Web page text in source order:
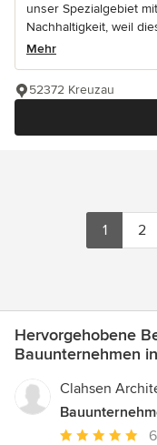
unser Spezialgebiet
Nachhaltigkeit, weil
Mehr
52372 Kreuzau
1 2
Hervorgehobene
Bauunternehmen
Clahsen